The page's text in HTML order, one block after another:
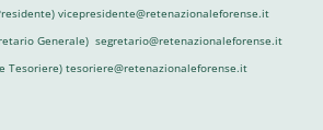
vicepresidente@retenazionaleforense.it
Generale) segretario@retenazionaleforense.it
Tesoriere) tesoriere@retenazionaleforense.it